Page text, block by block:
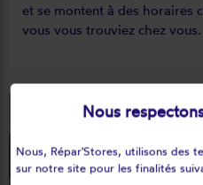
et se montent à des horaires
vous vous trouviez chez vous.
Nous
Nous, Répar'Stores, utilisons des
sur notre site pour les finalités